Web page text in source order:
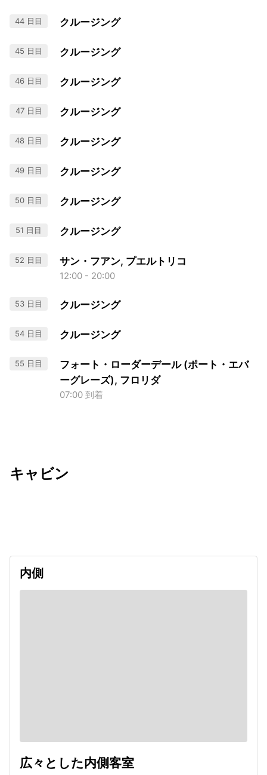
44 日目 クルージング
45 日目 クルージング
46 日目 クルージング
47 日目 クルージング
48 日目 クルージング
49 日目 クルージング
50 日目 クルージング
51 日目 クルージング
52 日目 サン・フアン, プエルトリコ
12:00 - 20:00
53 日目 クルージング
54 日目 クルージング
55 日目
フォート・ローダーデール (ポート・エバ
ーグレーズ), フロリダ
07:00 到着
キャビン
内側
広々とした内側客室